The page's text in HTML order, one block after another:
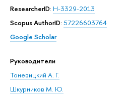
ResearcherID: H-3329-2013
Scopus AuthorID: 57226603764
Google Scholar
Руководители
Тоневицкий А. Г.
Шкурников М. Ю.